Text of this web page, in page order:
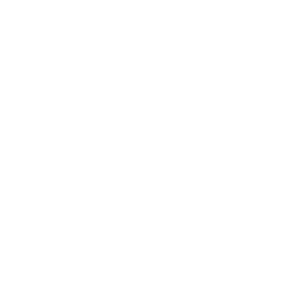
Transport gratuit la hotel disponibil (masini club)